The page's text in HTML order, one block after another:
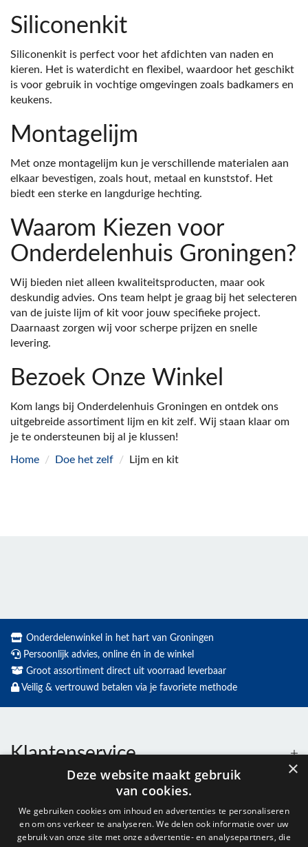
Siliconenkit
Siliconenkit is perfect voor het afdichten van naden en
kieren. Het is waterdicht en flexibel, waardoor het geschikt
is voor gebruik in vochtige omgevingen zoals badkamers en
keukens.
Montagelijm
Met onze montagelijm kun je verschillende materialen aan
elkaar bevestigen, zoals hout, metaal en kunststof. Het
biedt een sterke en langdurige hechting.
Waarom Kiezen voor
Onderdelenhuis Groningen?
Wij bieden niet alleen kwaliteitsproducten, maar ook
deskundig advies. Ons team helpt je graag bij het selecteren
van de juiste lijm of kit voor jouw specifieke project.
Daarnaast zorgen wij voor scherpe prijzen en snelle
levering.
Bezoek Onze Winkel
Kom langs bij Onderdelenhuis Groningen en ontdek ons
uitgebreide assortiment lijm en kit zelf. Wij staan klaar om
je te ondersteunen bij al je klussen!
Home / Doe het zelf / Lijm en kit
Onderdelenwinkel in het hart van Groningen
Persoonlijk advies, online én in de winkel
Groot assortiment direct uit voorraad leverbaar
Veilig & vertrouwd betalen via je favoriete methode
Klantenservice
Openingstijden
×
Deze website maakt gebruik
van cookies.
We gebruiken cookies om inhoud en advertenties te personaliseren
en om ons verkeer te analyseren. We delen ook informatie over uw
gebruik van onze site met onze advertentie- en analysepartners, die